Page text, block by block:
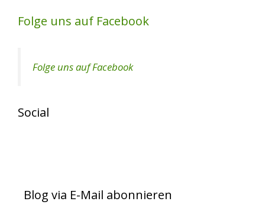
Folge uns auf Facebook
Folge uns auf Facebook
Social
Facebook
Instagram
Blog via E-Mail abonnieren